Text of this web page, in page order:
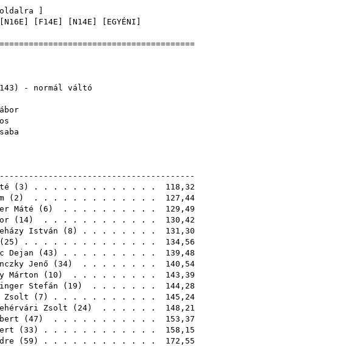
oldalra
N16E F14E N14E EGYÉNI
K-1143) - normál váltó
( 3 ) . . . . . . . . . . . . . 118,32
( 2 ) . . . . . . . . . . . . . 127,44
Máté ( 6 ) . . . . . . . . . . 129,49
( 14) . . . . . . . . . . . . 130,42
István ( 8 ) . . . . . . . . 131,30
25 ) . . . . . . . . . . . . . . 134,56
Dejan ( 43 ) . . . . . . . . . . 139,48
Jenő ( 34) . . . . . . . . 140,54
Márton ( 10 ) . . . . . . . . . 143,39
Stefán ( 19 ) . . . . . . . 144,28
Zsolt ( 7 ) . . . . . . . . . . . 145,24
Zsolt ( 24) . . . . . . 148,21
( 47 ) . . . . . . . . . . . 153,37
( 33 ) . . . . . . . . . . . . 158,15
( 59 ) . . . . . . . . . . . . 172,55